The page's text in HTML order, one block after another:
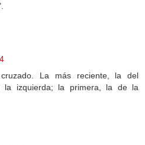
La más reciente, la del
la izquierda; la primera, la de la